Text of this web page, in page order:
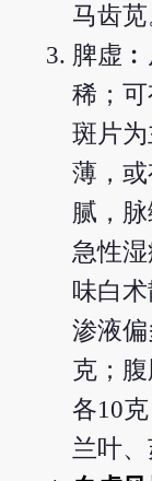
马齿苋
脾虚
稀；
斑片
薄，
腻，
急性
味白
渗液
克；
各10
兰叶、